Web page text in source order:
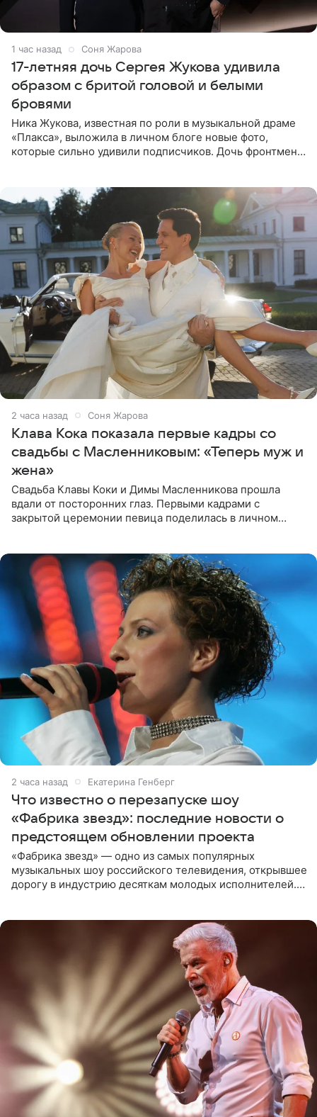
1 час назад Соня Жарова
17-летняя дочь Сергея Жукова удивила
образом с бритой головой и белыми
бровями
Ника Жукова, известная по роли в музыкальной драме
«Плакса», выложила в личном блоге новые фото,
которые сильно удивили подписчиков. Дочь фронтмена
2 часа назад Соня Жарова
Клава Кока показала первые кадры со
свадьбы с Масленниковым: «Теперь муж и
жена»
Свадьба Клавы Коки и Димы Масленникова прошла
вдали от посторонних глаз. Первыми кадрами с
закрытой церемонии певица поделилась в личном
2 часа назад Екатерина Генберг
Что известно о перезапуске шоу
«Фабрика звезд»: последние новости о
предстоящем обновлении проекта
«Фабрика звезд» — одно из самых популярных
музыкальных шоу российского телевидения, открывшее
дорогу в индустрию десяткам молодых исполнителей.